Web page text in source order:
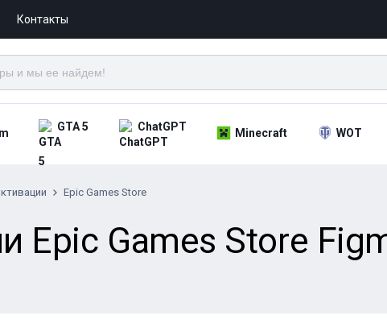
Контакты
GTA 5 ChatGPT Minecraft WOT
Epic Games Store
Epic Games Store